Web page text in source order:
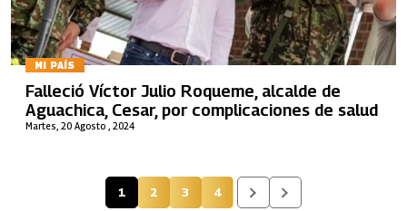
MI PAÍS
Martes, 20 Agosto , 2024
Falleció Víctor Julio Roqueme, alcalde de
Aguachica, Cesar, por complicaciones de salud
Página actual
1 Página
2 Página
3 Página
4